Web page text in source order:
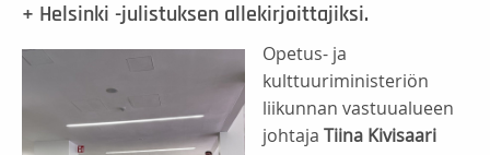
+ Helsinki -julistuksen allekirjoittajiksi.
Opetus- ja
kulttuuriministeriön
liikunnan vastuualueen
johtaja Tiina Kivisaari